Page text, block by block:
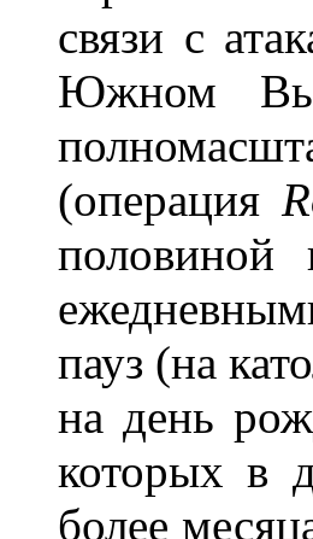
связи с
Южном
(операция
половиной
пауз (на
на день
которых в
более